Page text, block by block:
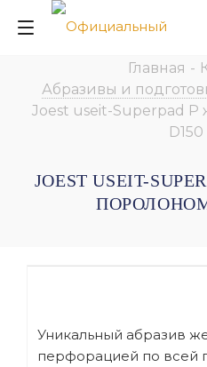
Главная -
Абразивы и
Joest useit-Superpad P
JOEST USEIT-
Уникальный абразив
перфорацией по всей